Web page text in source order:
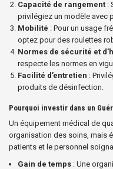
Capacité de rangement :
privilégiez un modèle avec
Mobilité : Pour un usage
optez pour des roulettes
Normes de sécurité et
respecte les normes en
Facilité d’entretien :
produits de désinfection.
Pourquoi investir dans un
Un équipement médical de
organisation des soins, mais
patients et le personnel
Gain de temps : Une